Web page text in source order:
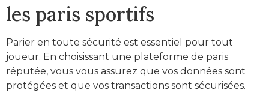
les paris sportifs
Parier en toute sécurité est essentiel pour tout
joueur. En choisissant une plateforme de paris
réputée, vous vous assurez que vos données sont
protégées et que vos transactions sont sécurisées.